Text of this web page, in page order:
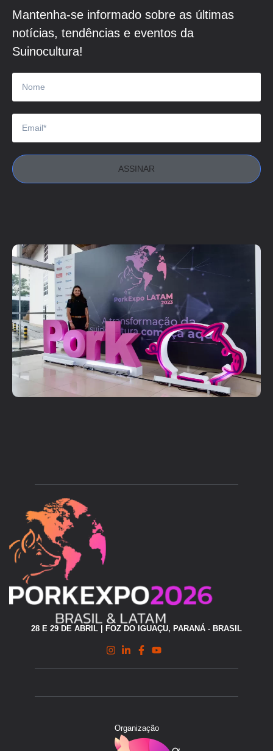
Mantenha-se informado sobre as últimas
notícias, tendências e eventos da
Suinocultura!
ASSINAR
28 E 29 DE ABRIL | FOZ DO IGUAÇU, PARANÁ - BRASIL
Organização